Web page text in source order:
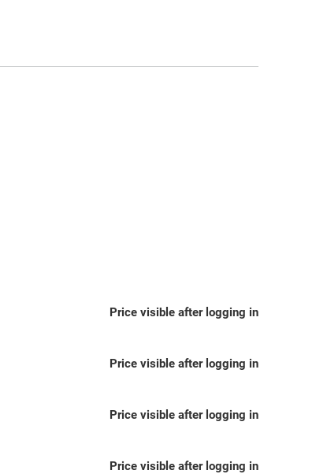
Price visible after logging in
Price visible after logging in
Price visible after logging in
Price visible after logging in